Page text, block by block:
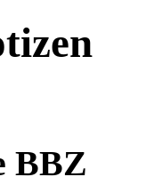
BBZ